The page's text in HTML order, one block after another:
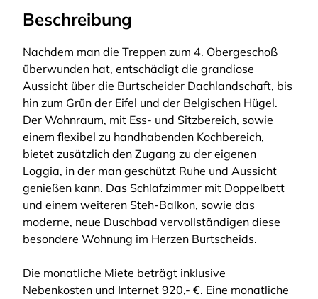
Beschreibung
Nachdem man die Treppen zum 4. Obergeschoß
überwunden hat, entschädigt die grandiose
Aussicht über die Burtscheider Dachlandschaft, bis
hin zum Grün der Eifel und der Belgischen Hügel.
Der Wohnraum, mit Ess- und Sitzbereich, sowie
einem flexibel zu handhabenden Kochbereich,
bietet zusätzlich den Zugang zu der eigenen
Loggia, in der man geschützt Ruhe und Aussicht
genießen kann. Das Schlafzimmer mit Doppelbett
und einem weiteren Steh-Balkon, sowie das
moderne, neue Duschbad vervollständigen diese
besondere Wohnung im Herzen Burtscheids.
Die monatliche Miete beträgt inklusive
Nebenkosten und Internet 920,- €. Eine monatliche